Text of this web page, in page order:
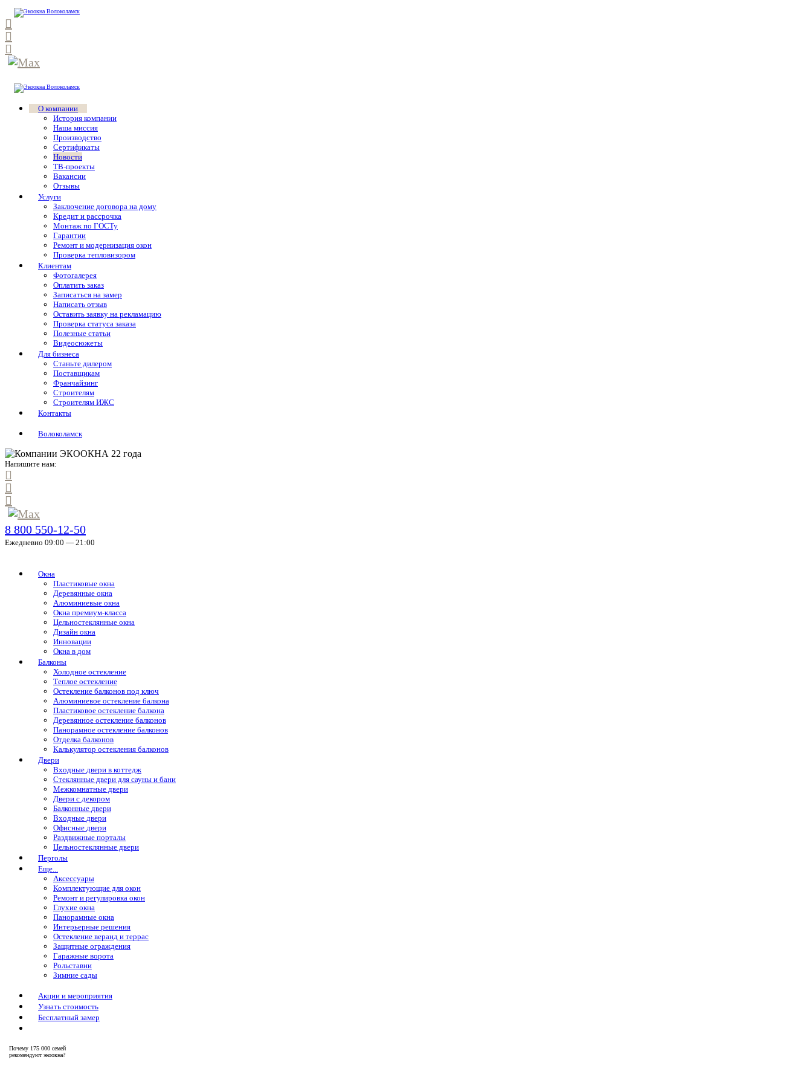
О компании
История компании
Наша миссия
Производство
Сертификаты
Новости
ТВ-проекты
Вакансии
Отзывы
Услуги
Заключение договора на дому
Кредит и рассрочка
Монтаж по ГОСТу
Гарантии
Ремонт и модернизация окон
Проверка тепловизором
Клиентам
Фотогалерея
Оплатить заказ
Записаться на замер
Написать отзыв
Оставить заявку на рекламацию
Проверка статуса заказа
Полезные статьи
Видеосюжеты
Для бизнеса
Станьте дилером
Поставщикам
Франчайзинг
Строителям
Строителям ИЖС
Контакты
Волоколамск
Напишите нам:
8 800 550-12-50
Ежедневно 09:00 — 21:00
Окна
Пластиковые окна
Деревянные окна
Алюминиевые окна
Окна премиум-класса
Цельностеклянные окна
Дизайн окна
Инновации
Окна в дом
Балконы
Холодное остекление
Теплое остекление
Остекление балконов под ключ
Алюминиевое остекление балкона
Пластиковое остекление балкона
Деревянное остекление балконов
Панорамное остекление балконов
Отделка балконов
Калькулятор остекления балконов
Двери
Входные двери в коттедж
Стеклянные двери для сауны и бани
Межкомнатные двери
Двери с декором
Балконные двери
Входные двери
Офисные двери
Раздвижные порталы
Цельностеклянные двери
Перголы
Еще...
Аксессуары
Комплектующие для окон
Ремонт и регулировка окон
Глухие окна
Панорамные окна
Интерьерные решения
Остекление веранд и террас
Защитные ограждения
Гаражные ворота
Рольставни
Зимние сады
Акции и мероприятия
Узнать стоимость
Бесплатный замер
Почему 175 000 семей
рекомендуют экоокна?